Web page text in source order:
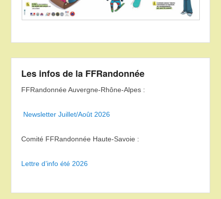
Les infos de la FFRandonnée
FFRandonnée Auvergne-Rhône-Alpes :
Newsletter Juillet/Août 2026
Comité FFRandonnée Haute-Savoie :
Lettre d’info été 2026